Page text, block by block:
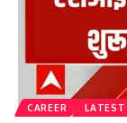
CAREER LATEST